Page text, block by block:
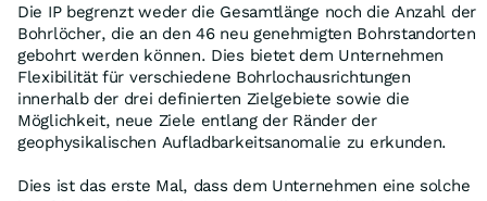
Die IP begrenzt weder die Gesamtlänge noch die Anzahl der
Bohrlöcher, die an den 46 neu genehmigten Bohrstandorten
gebohrt werden können. Dies bietet dem Unternehmen
Flexibilität für verschiedene Bohrlochausrichtungen
innerhalb der drei definierten Zielgebiete sowie die
Möglichkeit, neue Ziele entlang der Ränder der
geophysikalischen Aufladbarkeitsanomalie zu erkunden.
Dies ist das erste Mal, dass dem Unternehmen eine solche